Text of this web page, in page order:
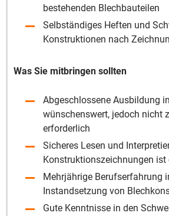
bestehenden Blechbauteilen
Selbständiges Heften und
Konstruktionen nach
Was Sie mitbringen sollten
Abgeschlossene Ausbildung
wünschenswert, jedoch nicht
erforderlich
Sicheres Lesen und
Konstruktionszeichnungen ist
Mehrjährige Berufserfahrung
Instandsetzung von
Gute Kenntnisse in den